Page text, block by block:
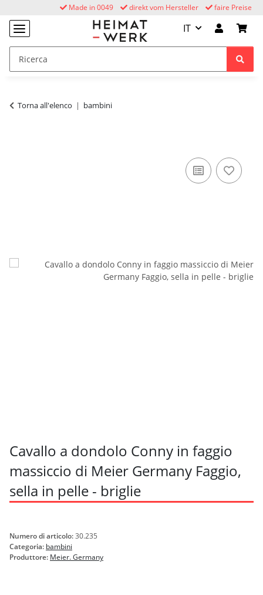
faire Preise
direkt vom Hersteller
Made in 0049
IT
Torna all'elenco bambini
Cavallo a dondolo Conny in faggio
massiccio di Meier Germany Faggio,
sella in pelle - briglie
Numero di articolo:30.235
Categoria: bambini
Produttore: Meier. Germany